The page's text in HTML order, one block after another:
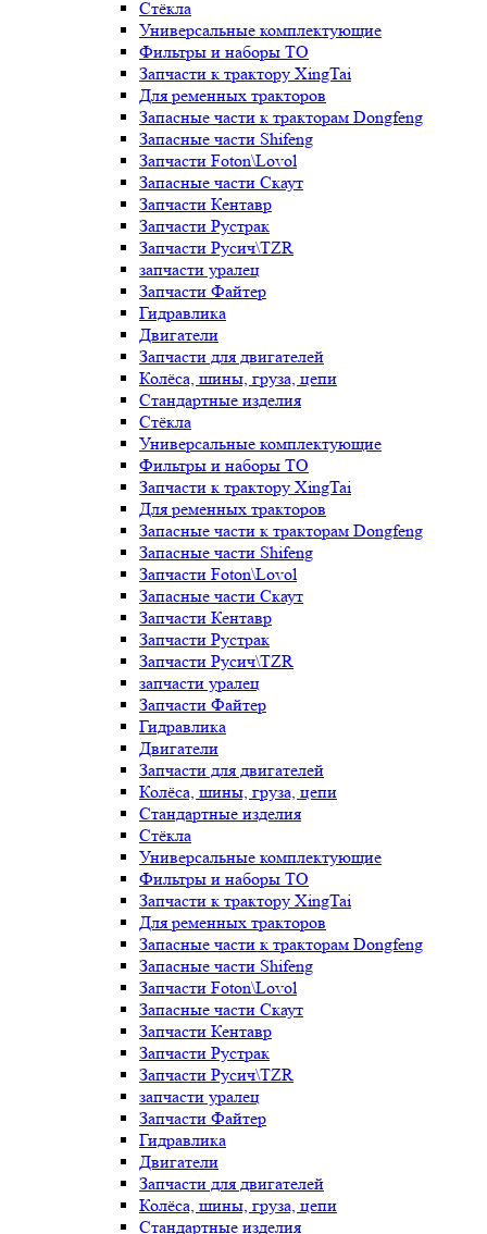
Стёкла
Универсальные комплектующие
Фильтры и наборы ТО
Запчасти к трактору XingTai
Для ременных тракторов
Запасные части к тракторам Dongfeng
Запасные части Shifeng
Запчасти Foton\Lovol
Запасные части Скаут
Запчасти Кентавр
Запчасти Рустрак
Запчасти Русич\TZR
запчасти уралец
Запчасти Файтер
Гидравлика
Двигатели
Запчасти для двигателей
Колёса, шины, груза, цепи
Стандартные изделия
Стёкла
Универсальные комплектующие
Фильтры и наборы ТО
Запчасти к трактору XingTai
Для ременных тракторов
Запасные части к тракторам Dongfeng
Запасные части Shifeng
Запчасти Foton\Lovol
Запасные части Скаут
Запчасти Кентавр
Запчасти Рустрак
Запчасти Русич\TZR
запчасти уралец
Запчасти Файтер
Гидравлика
Двигатели
Запчасти для двигателей
Колёса, шины, груза, цепи
Стандартные изделия
Стёкла
Универсальные комплектующие
Фильтры и наборы ТО
Запчасти к трактору XingTai
Для ременных тракторов
Запасные части к тракторам Dongfeng
Запасные части Shifeng
Запчасти Foton\Lovol
Запасные части Скаут
Запчасти Кентавр
Запчасти Рустрак
Запчасти Русич\TZR
запчасти уралец
Запчасти Файтер
Гидравлика
Двигатели
Запчасти для двигателей
Колёса, шины, груза, цепи
Стандартные изделия